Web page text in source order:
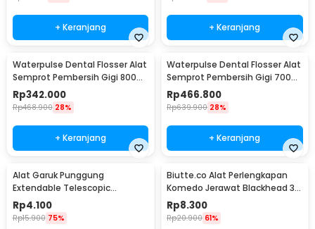
+ Keranjang + Keranjang
Waterpulse Dental Flosser Alat
Semprot Pembersih Gigi 800ml
- V300
Rp342.000
Rp468.900 28%
+ Keranjang
Waterpulse Dental Flosser Alat
Semprot Pembersih Gigi 700ml
- V660
Rp466.800
Rp639.900 28%
+ Keranjang
Alat Garuk Punggung
Extendable Telescopic
Stainless Steel - LJ-158
Rp4.100
Rp15.900 75%
Biutte.co Alat Perlengkapan
Komedo Jerawat Blackhead 3
PCS - PT3
Rp8.300
Rp20.900 61%